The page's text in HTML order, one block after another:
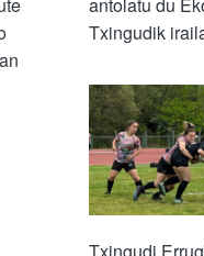
Txingudik
Txingudi